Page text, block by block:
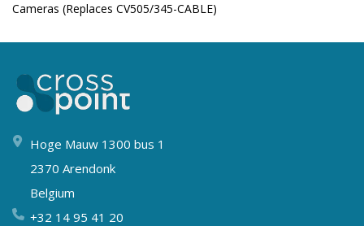
Cameras (Replaces CV505/345-CABLE)
Hoge Mauw 1300 bus 1
2370 Arendonk
Belgium
+32 14 95 41 20